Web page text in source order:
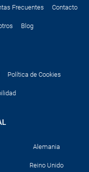
Frecuentes Contacto
Blog
Política de Cookies
Alemania
Reino Unido